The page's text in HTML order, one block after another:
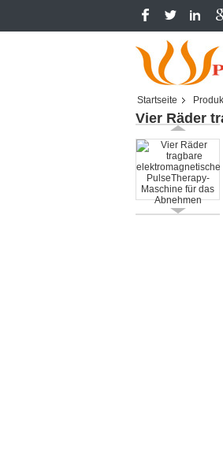
Startseite
Vier Räder